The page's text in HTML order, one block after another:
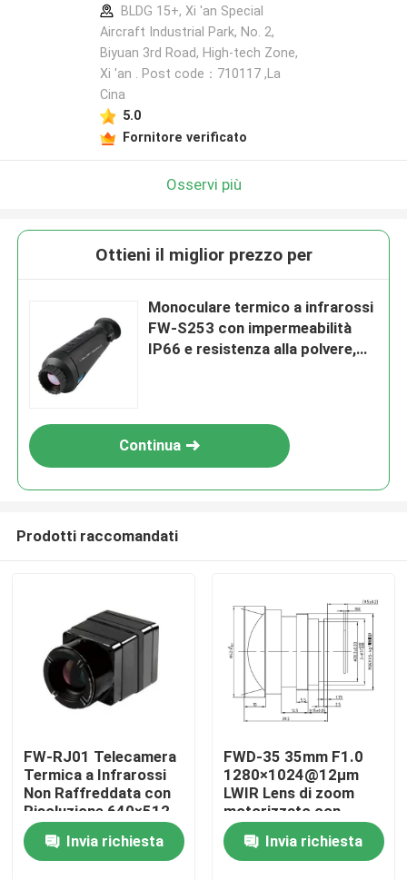
Casa.
Prodotti
BLDG 15+, Xi 'an Special
Aircraft Industrial Park, No. 2,
Biyuan 3rd Road, High-tech Zone,
Xi 'an . Post code：710117 ,La
Cina
5.0
Fornitore verificato
Osservi più
Ottieni il miglior prezzo per
Monoculare termico a infrarossi
FW-S253 con impermeabilità
IP66 e resistenza alla polvere,
Continua
Prodotti raccomandati
FW-RJ01 Telecamera
Termica a Infrarossi
Non Raffreddata con
Risoluzione 640×512,
Pitch Pixel 12µm e
NETD ≤40mK per
Rilevamento
Invia richiesta
FWD-35 35mm F1.0
1280×1024@12μm
LWIR Lens di zoom
motorizzato con
lunghezza d'onda da 8
a 12 μm per l'imaging
termico
Invia richiesta